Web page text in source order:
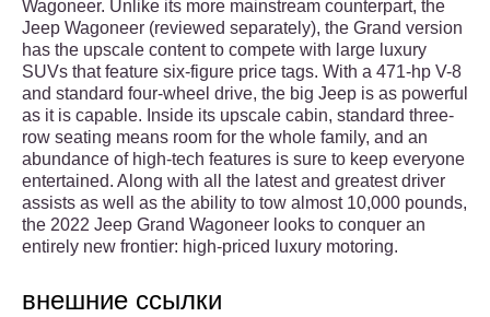
Wagoneer. Unlike its more mainstream counterpart, the
Jeep Wagoneer (reviewed separately), the Grand version
has the upscale content to compete with large luxury
SUVs that feature six-figure price tags. With a 471-hp V-8
and standard four-wheel drive, the big Jeep is as powerful
as it is capable. Inside its upscale cabin, standard three-
row seating means room for the whole family, and an
abundance of high-tech features is sure to keep everyone
entertained. Along with all the latest and greatest driver
assists as well as the ability to tow almost 10,000 pounds,
the 2022 Jeep Grand Wagoneer looks to conquer an
entirely new frontier: high-priced luxury motoring.
внешние ссылки